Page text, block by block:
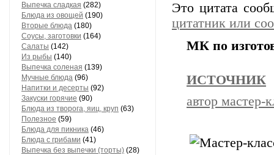
Выпечка сладкая (282)
Блюда из овощей (190)
Вторые блюда (180)
Соусы, заготовки (164)
Салаты (142)
Из рыбы (140)
Выпечка соленая (139)
Мучные блюда (96)
Напитки и десерты (92)
Закуски горячие (90)
Блюда из творога, яиц, круп (63)
Полезное (59)
Блюда для пикника (46)
Блюда с грибами (41)
Выпечка без выпечки (торты) (28)
Это цитата
цитатник или
МК по
ИСТОЧНИК
автор мастер-